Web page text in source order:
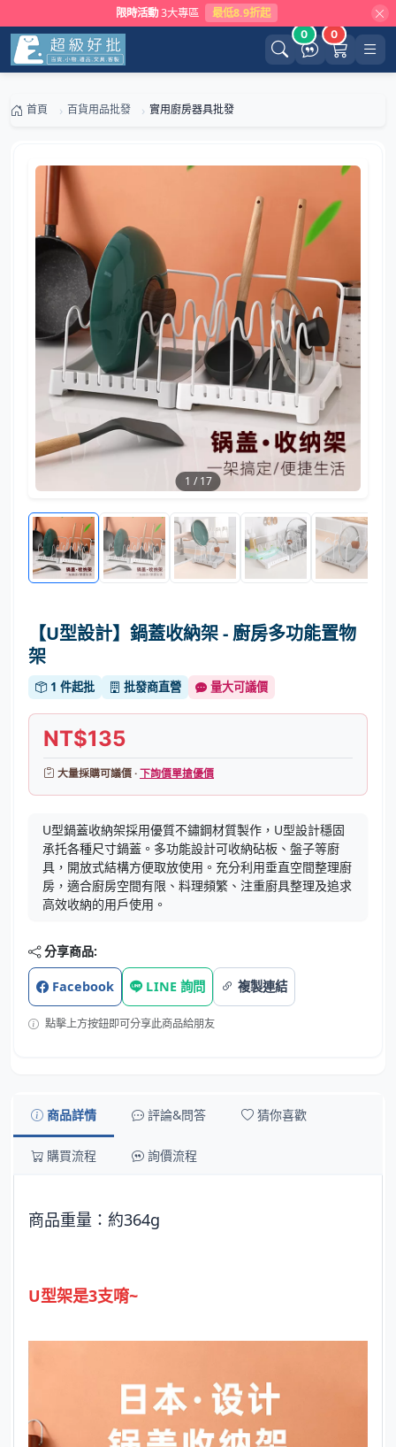
限時活動 3大專區 最低8.9折起
0 0
首頁 百貨用品批發 實用廚房器具批發
1 /17
【U型設計】鍋蓋收納架 - 廚房多功能置物
架
1 件起批 批發商直營 量大可議價
NT$135
大量採購可議價 ·下詢價單搶優價
U型鍋蓋收納架採用優質不鏽鋼材質製作，U型設計穩固
承托各種尺寸鍋蓋。多功能設計可收納砧板、盤子等廚
具，開放式結構方便取放使用。充分利用垂直空間整理廚
房，適合廚房空間有限、料理頻繁、注重廚具整理及追求
高效收納的用戶使用。
分享商品:
Facebook LINE 詢問 複製連結
點擊上方按鈕即可分享此商品給朋友
商品詳情 評論&問答 猜你喜歡
購買流程 詢價流程
商品重量：約364g
U型架是3支唷~